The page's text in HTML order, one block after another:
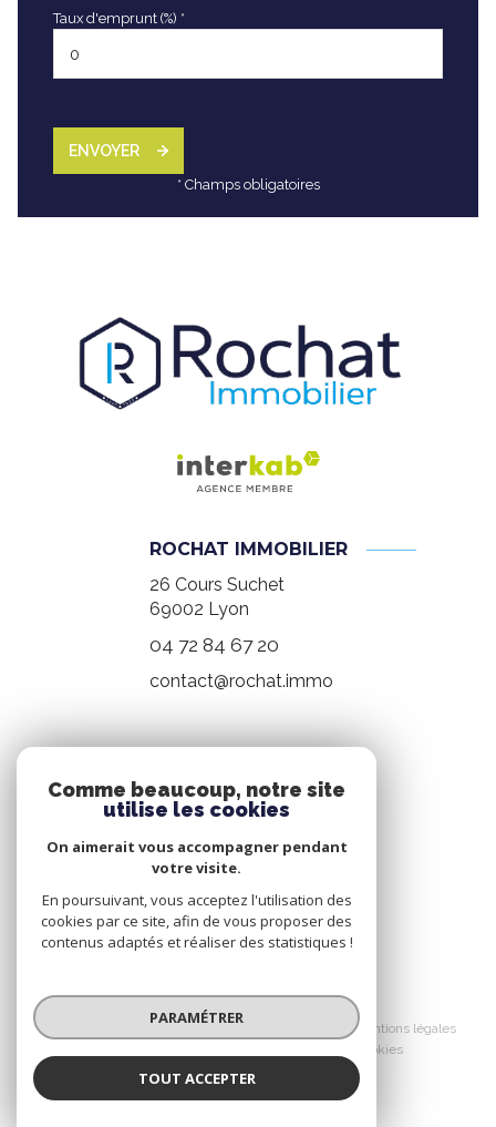
Taux d'emprunt (%) *
ENVOYER
* Champs obligatoires
ROCHAT IMMOBILIER
26 Cours Suchet
69002 Lyon
04 72 84 67 20
contact@rochat.immo
Nous suivre
© 2026 | Tous droits réservés
Nos honoraires
Nos partenaires
Mentions légales
Cookies
Comme beaucoup, notre site
utilise les cookies
On aimerait vous accompagner pendant
votre visite.
En poursuivant, vous acceptez l'utilisation des
cookies par ce site, afin de vous proposer des
contenus adaptés et réaliser des statistiques !
PARAMÉTRER
TOUT ACCEPTER